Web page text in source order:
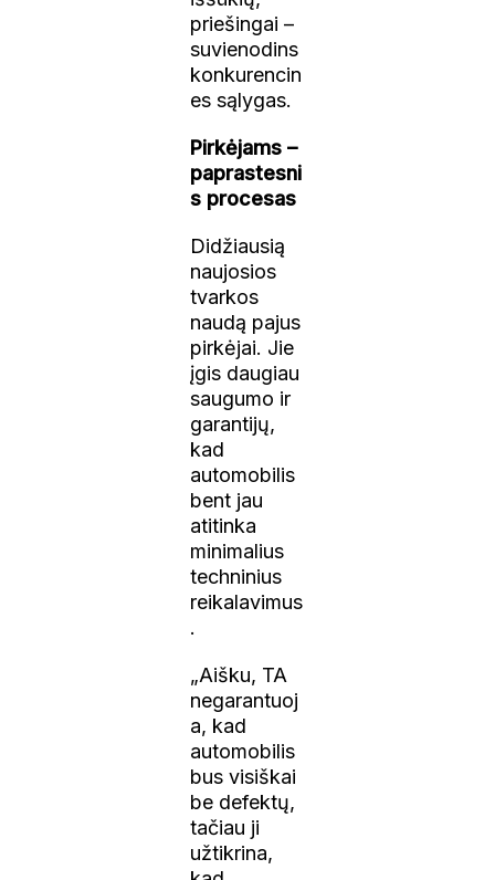
priešingai –
suvienodins
konkurencin
es sąlygas.
Pirkėjams –
paprastesni
s procesas
Didžiausią
naujosios
tvarkos
naudą pajus
pirkėjai. Jie
įgis daugiau
saugumo ir
garantijų,
kad
automobilis
bent jau
atitinka
minimalius
techninius
reikalavimus
.
„Aišku, TA
negarantuoj
a, kad
automobilis
bus visiškai
be defektų,
tačiau ji
užtikrina,